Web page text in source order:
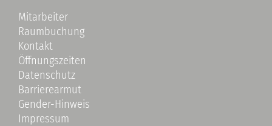
Mitarbeiter
Raumbuchung
Kontakt
Öffnungszeiten
Datenschutz
Barrierearmut
Gender-Hinweis
Impressum